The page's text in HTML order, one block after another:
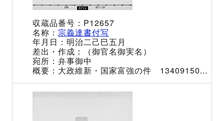
P12657
宗義達書付写
明治二己巳五月
（御官名御実名）
弁事御中
大政維新・国家富強の件 13409150...